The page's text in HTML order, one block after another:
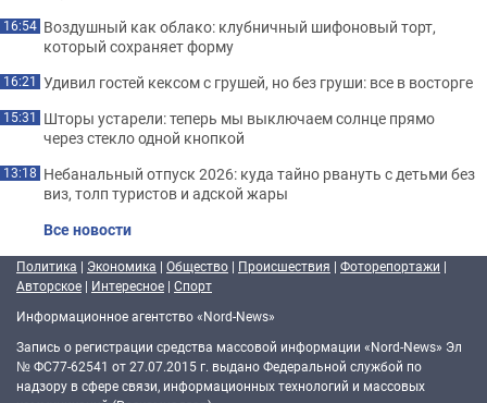
16:54 Воздушный как облако: клубничный шифоновый торт,
который сохраняет форму
16:21 Удивил гостей кексом с грушей, но без груши: все в восторге
15:31 Шторы устарели: теперь мы выключаем солнце прямо
через стекло одной кнопкой
13:18 Небанальный отпуск 2026: куда тайно рвануть с детьми без
виз, толп туристов и адской жары
Все новости
Политика | Экономика | Общество | Происшествия | Фоторепортажи |
Авторское | Интересное | Спорт
Информационное агентство «Nord-News»
Запись о регистрации средства массовой информации «Nord-News» Эл
№ ФС77-62541 от 27.07.2015 г. выдано Федеральной службой по
надзору в сфере связи, информационных технологий и массовых